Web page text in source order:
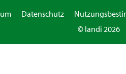
Datenschutz
© landi 2026